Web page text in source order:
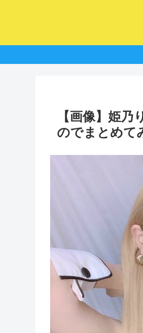
【画像】姫
のでまとめて